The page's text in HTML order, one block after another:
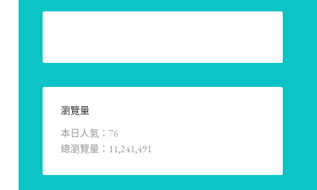
瀏覽量
本日人氣：76
總瀏覽量：11,241,491